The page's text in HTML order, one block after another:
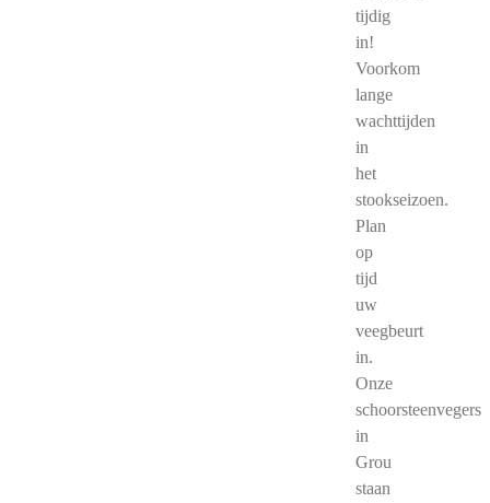
tijdig
in!
Voorkom
lange
wachttijden
in
het
stookseizoen.
Plan
op
tijd
uw
veegbeurt
in.
Onze
schoorsteenvegers
in
Grou
staan